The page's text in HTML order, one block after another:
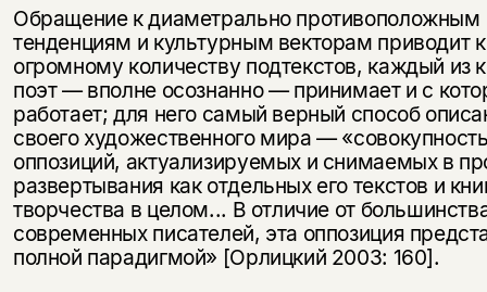
Обращение к диаметрально противоположным
тенденциям и культурным векторам приводит к
огромному количеству подтекстов, каждый из
поэт — вполне осознанно — принимает и с
работает; для него самый верный способ
своего художественного мира —
оппозиций, актуализируемых и снимаемых в
развертывания как отдельных его текстов и
творчества в целом... В отличие от
современных писателей, эта оппозиция
полной парадигмой» [Орлицкий 2003: 160].